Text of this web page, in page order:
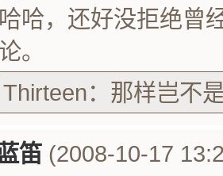
哈哈，还好没拒绝曾
论。
Thirteen：那样岂不
笛 (2008-10-17